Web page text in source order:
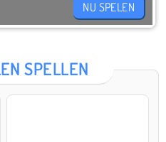
SPELLEN
NU SPELEN